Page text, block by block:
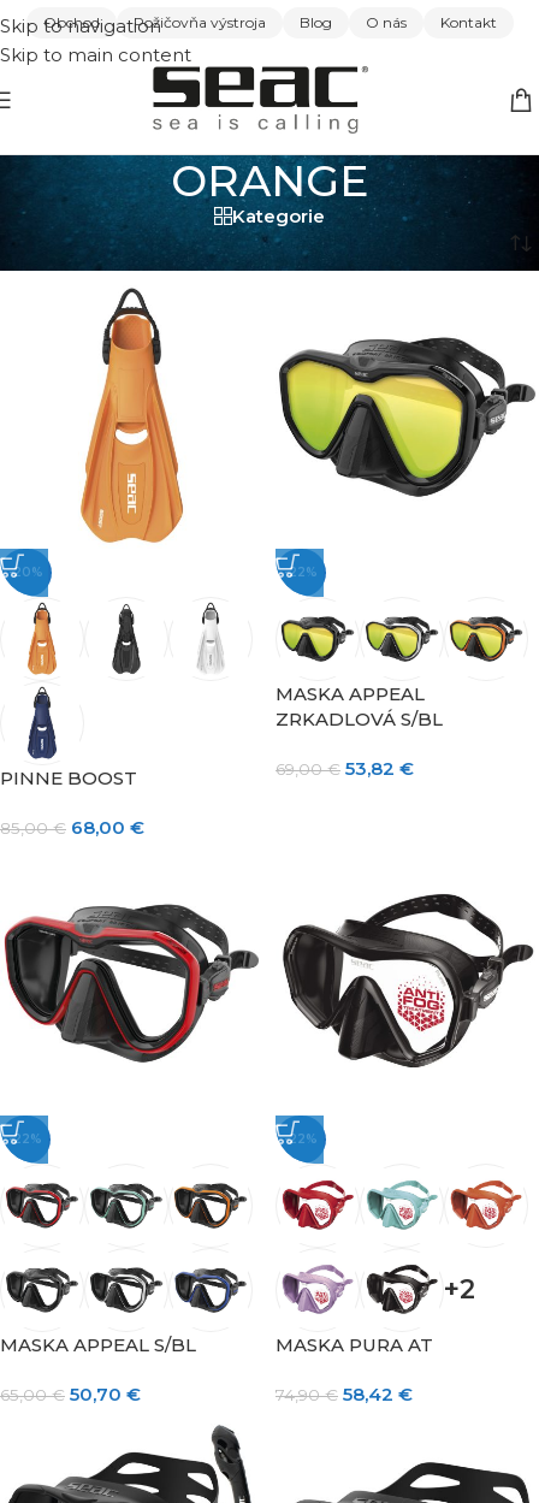
Skip to navigation
Skip to main content
Obchod Požičovňa výstroja Blog O nás Kontakt
ORANGE
Kategorie
Domov/ ORANGE
-20%
PINNE BOOST
85,00€ 68,00 €
-22%
MASKA APPEAL
ZRKADLOVÁ S/BL
69,00€ 53,82 €
-22%
MASKA APPEAL S/BL
65,00€ 50,70 €
-22%
+2
MASKA PURA AT
74,90€ 58,42 €